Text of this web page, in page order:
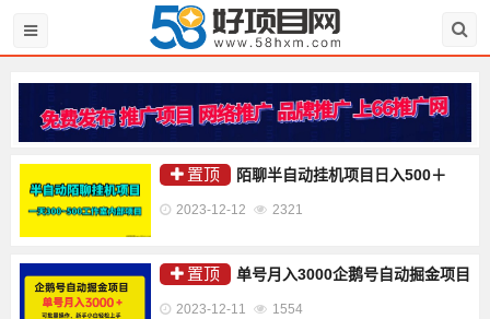
置顶 陌聊半自动挂机项目日入500＋
2023-12-12 2321
置顶 单号月入3000企鹅号自动掘金项目
2023-12-11 1554